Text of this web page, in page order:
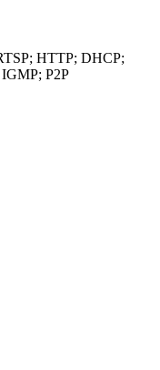
HTTP; DHCP;
P2P